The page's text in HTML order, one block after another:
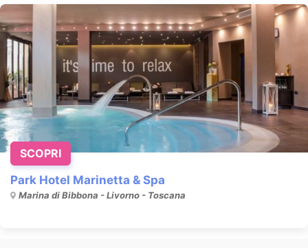
Park Hotel Marinetta & Spa
Marina di Bibbona - Livorno - Toscana
SCOPRI